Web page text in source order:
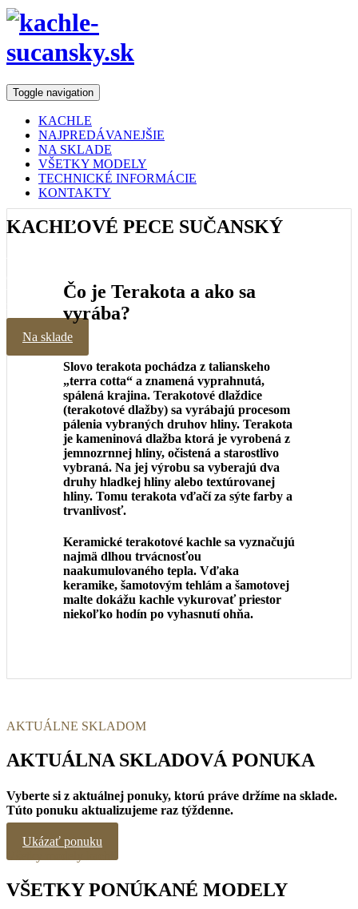
Toggle navigation
KACHLE
NAJPREDÁVANEJŠIE
NA SKLADE
VŠETKY MODELY
TECHNICKÉ INFORMÁCIE
KONTAKTY
KACHĽOVÉ PECE SUČANSKÝ
terakotové kachle sú perfektnou voľbou! Terakotové kachle
môžu vyzerať dobre aj v modernej kuchyni,
Na sklade
Čo je Terakota a ako sa
vyrába?
Slovo terakota pochádza z talianskeho
„terra cotta“ a znamená vyprahnutá,
spálená krajina. Terakotové dlaždice
(terakotové dlažby) sa vyrábajú procesom
pálenia vybraných druhov hliny. Terakota
je kameninová dlažba ktorá je vyrobená z
jemnozrnnej hliny, očistená a starostlivo
vybraná. Na jej výrobu sa vyberajú dva
druhy hladkej hliny alebo textúrovanej
hliny. Tomu terakota vďačí za sýte farby a
trvanlivosť.
Keramické terakotové kachle sa vyznačujú
najmä dlhou trvácnosťou
naakumulovaného tepla. Vďaka
keramike, šamotovým tehlám a šamotovej
malte dokážu kachle vykurovať priestor
niekoľko hodín po vyhasnutí ohňa.
AKTUÁLNE SKLADOM
AKTUÁLNA SKLADOVÁ PONUKA
Vyberte si z aktuálnej ponuky, ktorú práve držíme na sklade.
Túto ponuku aktualizujeme raz týždenne.
Ukázať ponuku
Všetky modely kachlí
VŠETKY PONÚKANÉ MODELY